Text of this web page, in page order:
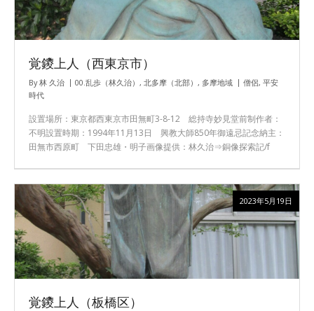
覚鑁上人（西東京市）
By林 久治 00.乱歩（林久治） , 北多摩（北部） , 多摩地域 僧侶, 平安
時代
設置場所：東京都西東京市田無町3-8-12 総持寺妙見堂前制作者：
不明設置時期：1994年11月13日 興教大師850年御遠忌記念納主：
田無市西原町 下田忠雄・明子画像提供：林久治⇒銅像探索記/f
覚鑁上人（板橋区）
2023年5月19日